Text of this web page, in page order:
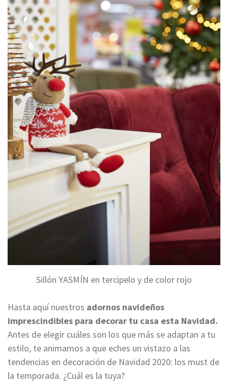
Sillón YASMÍN en tercipelo y de color rojo
Hasta aquí nuestros adornos navideños
imprescindibles para decorar tu casa esta Navidad.
Antes de elegir cuáles son los que más se adaptan a tu
estilo, te animamos a que eches un vistazo a las
tendencias en decoración de Navidad 2020: los must de
la temporada. ¿Cuál es la tuya?